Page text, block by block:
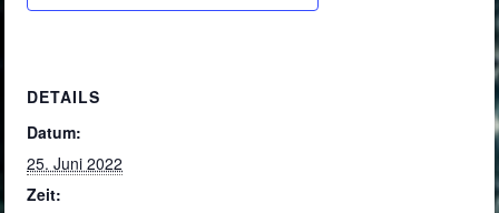
DETAILS
Datum:
25. Juni 2022
Zeit: